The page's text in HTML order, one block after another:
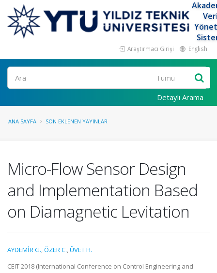
Araştırmacı Girişi English
Ara
Detaylı Arama
ANA SAYFA SON EKLENEN YAYINLAR
Micro-Flow Sensor Design
and Implementation Based
on Diamagnetic Levitation
AYDEMİR G.,ÖZER C.,ÜVET H.
CEIT 2018 (International Conference on Control Engineering and